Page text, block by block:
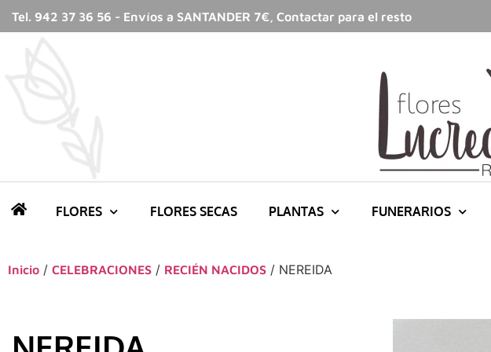
Tel. 942 37 36 56 - Envíos a SANTANDER 7€, Contactar para el resto
FLORES FLORES SECAS PLANTAS FUNERARIOS
Inicio / CELEBRACIONES / RECIÉN NACIDOS / NEREIDA